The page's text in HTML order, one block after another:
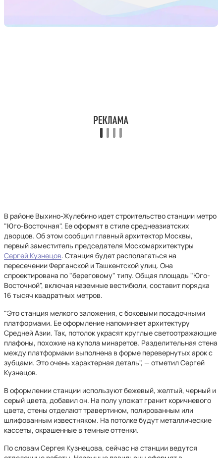
В районе Выхино-Жулебино идет строительство станции метро
"Юго-Восточная". Ее оформят в стиле среднеазиатских
дворцов. Об этом сообщил главный архитектор Москвы,
первый заместитель председателя Москомархитектуры
Сергей Кузнецов. Станция будет располагаться на
пересечении Ферганской и Ташкентской улиц. Она
спроектирована по "береговому" типу. Общая площадь "Юго-
Восточной", включая наземные вестибюли, составит порядка
16 тысяч квадратных метров.
"Это станция мелкого заложения, с боковыми посадочными
платформами. Ее оформление напоминает архитектуру
Средней Азии. Так, потолок украсят круглые светоотражающие
плафоны, похожие на купола минаретов. Разделительная стена
между платформами выполнена в форме перевернутых арок с
зубцами. Это очень характерная деталь", — отметил Сергей
Кузнецов.
В оформлении станции используют бежевый, желтый, черный и
серый цвета, добавил он. На полу уложат гранит коричневого
цвета, стены отделают травертином, полированным или
шлифованным известняком. На потолке будут металлические
кассеты, окрашенные в темные оттенки.
По словам Сергея Кузнецова, сейчас на станции ведутся